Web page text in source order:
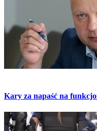
Kary za napaść na